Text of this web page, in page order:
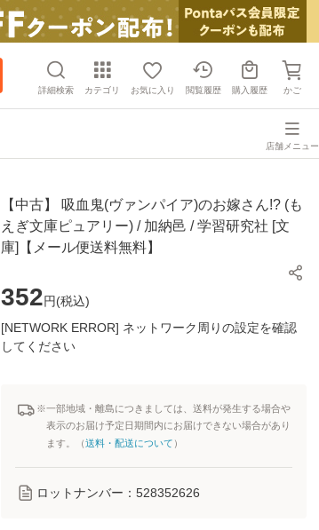
詳細検索 カテゴリ お気に入り 閲覧履歴 購入履歴 かご
店舗メニュー
【中古】 吸血鬼(ヴァンパイア)のお嫁さん!? (も
えぎ文庫ピュアリー) / 加納邑 / 学習研究社 [文
庫]【メール便送料無料】
352円(税込)
[NETWORK ERROR] ネットワーク周りの設定を確認
してください
※一部地域・離島につきましては、送料が発生する場合や
表示のお届け予定日期間内にお届けできない場合があり
ます。（送料・配送について ）
ロットナンバー： 528352626